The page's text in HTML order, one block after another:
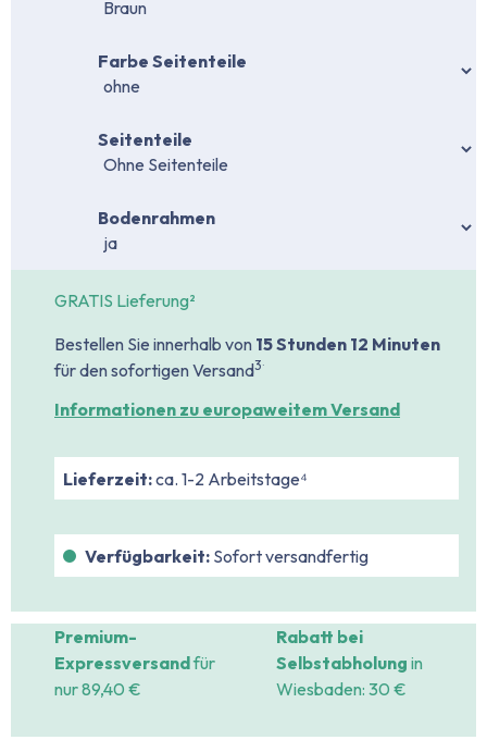
Farbe Seitenteile
Seitenteile
Bodenrahmenauswählen
GRATIS Lieferung²
Bestellen Sie innerhalb von 15 Stunden 12 Minuten
für den sofortigen Versand3
Informationen zu europaweitem Versand
Lieferzeit:ca. 1-2 Arbeitstage⁴
Verfügbarkeit:Sofort versandfertig
Premium-
Expressversandfür
nur 89,40 €
Rabatt bei
Selbstabholung in
Wiesbaden: 30 €